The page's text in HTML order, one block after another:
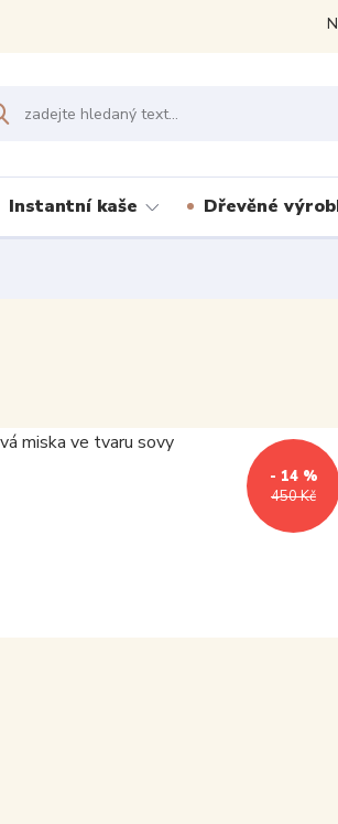
Instantní kaše Dřevěné
450 Kč
- 14 %